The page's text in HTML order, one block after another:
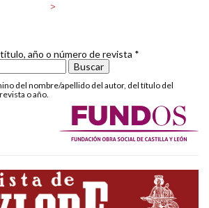
>
año o número de revista *
del nombre/apellido del autor, del título del
o año.